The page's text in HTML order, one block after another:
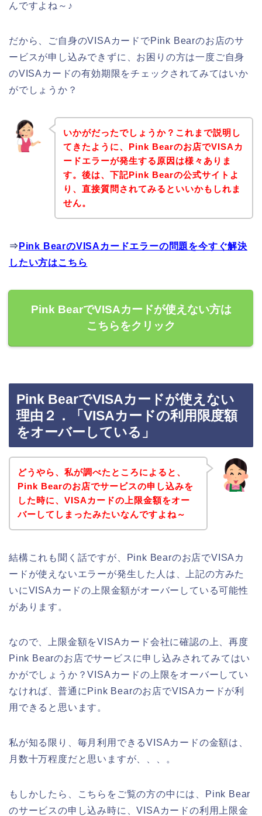
んですよね～♪
だから、ご自身のVISAカードでPink Bearのお店のサ
ービスが申し込みできずに、お困りの方は一度ご自身
のVISAカードの有効期限をチェックされてみてはいか
がでしょうか？
いかがだったでしょうか？これまで説明し
てきたように、Pink Bearのお店でVISAカ
ードエラーが発生する原因は様々ありま
す。後は、下記Pink Bearの公式サイトよ
り、直接質問されてみるといいかもしれま
せん。
⇒ Pink BearのVISAカードエラーの問題を今すぐ解決
したい方はこちら
Pink BearでVISAカードが使えない方は
こちらをクリック
Pink BearでVISAカードが使えない
理由２．「VISAカードの利用限度額
をオーバーしている」
どうやら、私が調べたところによると、
Pink Bearのお店でサービスの申し込みを
した時に、VISAカードの上限金額をオー
バーしてしまったみたいなんですよね～
結構これも聞く話ですが、Pink Bearのお店でVISAカ
ードが使えないエラーが発生した人は、上記の方みた
いにVISAカードの上限金額がオーバーしている可能性
があります。
なので、上限金額をVISAカード会社に確認の上、再度
Pink Bearのお店でサービスに申し込みされてみてはい
かがでしょうか？VISAカードの上限をオーバーしてい
なければ、普通にPink Bearのお店でVISAカードが利
用できると思います。
私が知る限り、毎月利用できるVISAカードの金額は、
月数十万程度だと思いますが、、、。
もしかしたら、こちらをご覧の方の中には、Pink Bear
のサービスの申し込み時に、VISAカードの利用上限金